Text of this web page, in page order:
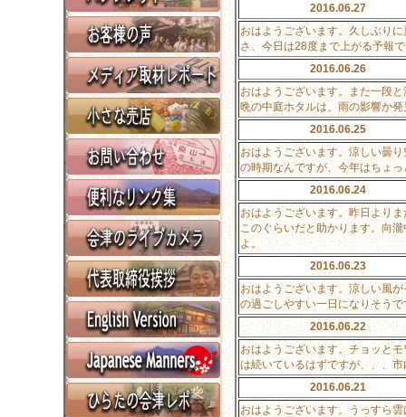
2016.06.27
おはようございます。久しぶり
さ、今日は28度まで上がる予報
2016.06.26
おはようございます。また一段
晩の中庭ホタルは、雨の影響か
2016.06.25
おはようございます。涼しい曇
の時期なんですが、今年はちょ
2016.06.24
おはようございます。昨日より
このぐらいだと助かります。向
よ。
2016.06.23
おはようございます。涼しい風
の過ごしやすい一日になりそう
2016.06.22
おはようございます。チョッと
は続いているはずですが、、、
2016.06.21
おはようございます。うっすら